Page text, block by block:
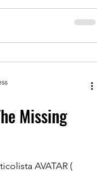
Missing
AVATAR (